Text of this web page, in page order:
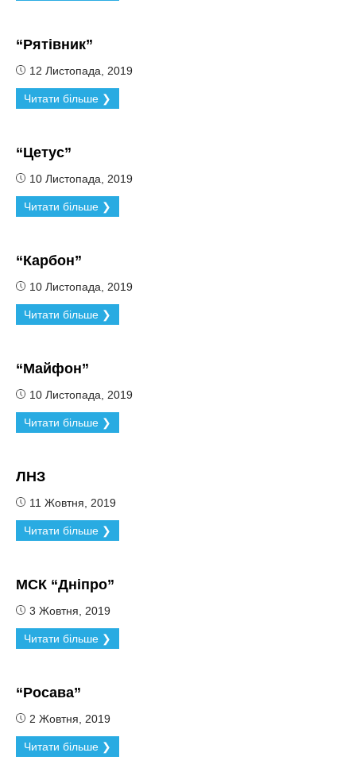
“Рятівник”
12 Листопада, 2019
Читати більше ❯
“Цетус”
10 Листопада, 2019
Читати більше ❯
“Карбон”
10 Листопада, 2019
Читати більше ❯
“Майфон”
10 Листопада, 2019
Читати більше ❯
ЛНЗ
11 Жовтня, 2019
Читати більше ❯
МСК “Дніпро”
3 Жовтня, 2019
Читати більше ❯
“Росава”
2 Жовтня, 2019
Читати більше ❯